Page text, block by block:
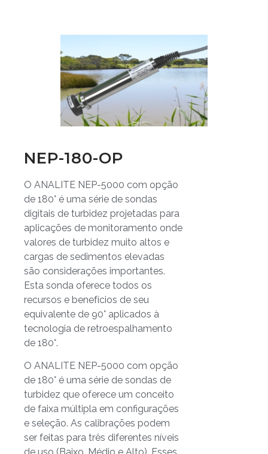
NEP-180-OP
O ANALITE NEP-5000 com opção
de 180° é uma série de sondas
digitais de turbidez projetadas para
aplicações de monitoramento onde
valores de turbidez muito altos e
cargas de sedimentos elevadas
são considerações importantes.
Esta sonda oferece todos os
recursos e benefícios de seu
equivalente de 90° aplicados à
tecnologia de retroespalhamento
de 180°.
O ANALITE NEP-5000 com opção
de 180° é uma série de sondas de
turbidez que oferece um conceito
de faixa múltipla em configurações
e seleção. As calibrações podem
ser feitas para três diferentes níveis